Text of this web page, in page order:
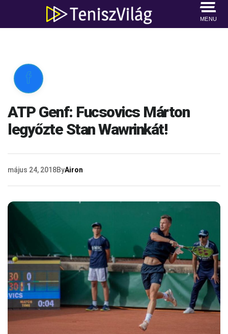
MENU

ATP Genf: Fucsovics Márton
legyőzte Stan Wawrinkát!
május 24, 2018ByAiron